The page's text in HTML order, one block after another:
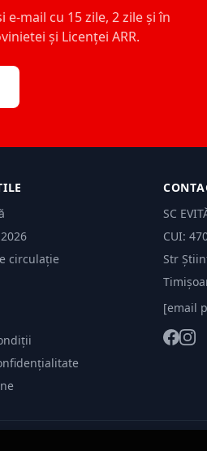
mail cu 15 zile, 2 zile și în
și Licenței ARR.
circulație
SC
CUI:
Str
[email